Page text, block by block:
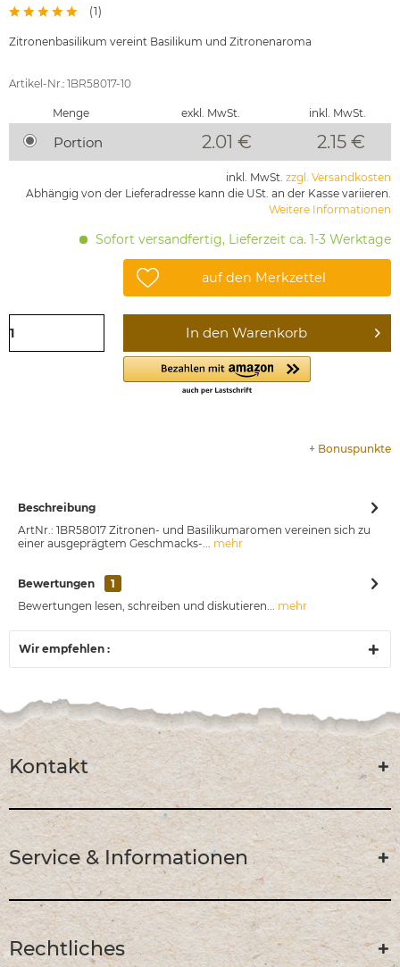
(1)
Zitronenbasilikum vereint Basilikum und Zitronenaroma
Artikel-Nr.: 1BR58017-10
Menge exkl. MwSt. inkl. MwSt.
Portion 2.01 € 2.15 €
inkl. MwSt. zzgl. Versandkosten
Abhängig von der Lieferadresse kann die USt. an der Kasse variieren.
Weitere Informationen
Sofort versandfertig, Lieferzeit ca. 1-3 Werktage
auf den Merkzettel
In den Warenkorb
+ Bonuspunkte
Beschreibung
ArtNr.: 1BR58017 Zitronen- und Basilikumaromen vereinen sich zu
einer ausgeprägtem Geschmacks-... mehr
Bewertungen
1
Bewertungen lesen, schreiben und diskutieren... mehr
Wir empfehlen :
Kontakt
Service & Informationen
Rechtliches